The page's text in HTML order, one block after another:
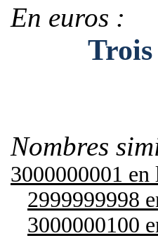
En euros :
Trois
Nombres
3000000001 en
2999999998
3000000100